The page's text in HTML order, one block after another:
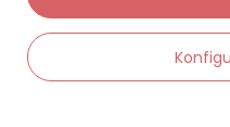
Moje zamówienia
Status zamówienia